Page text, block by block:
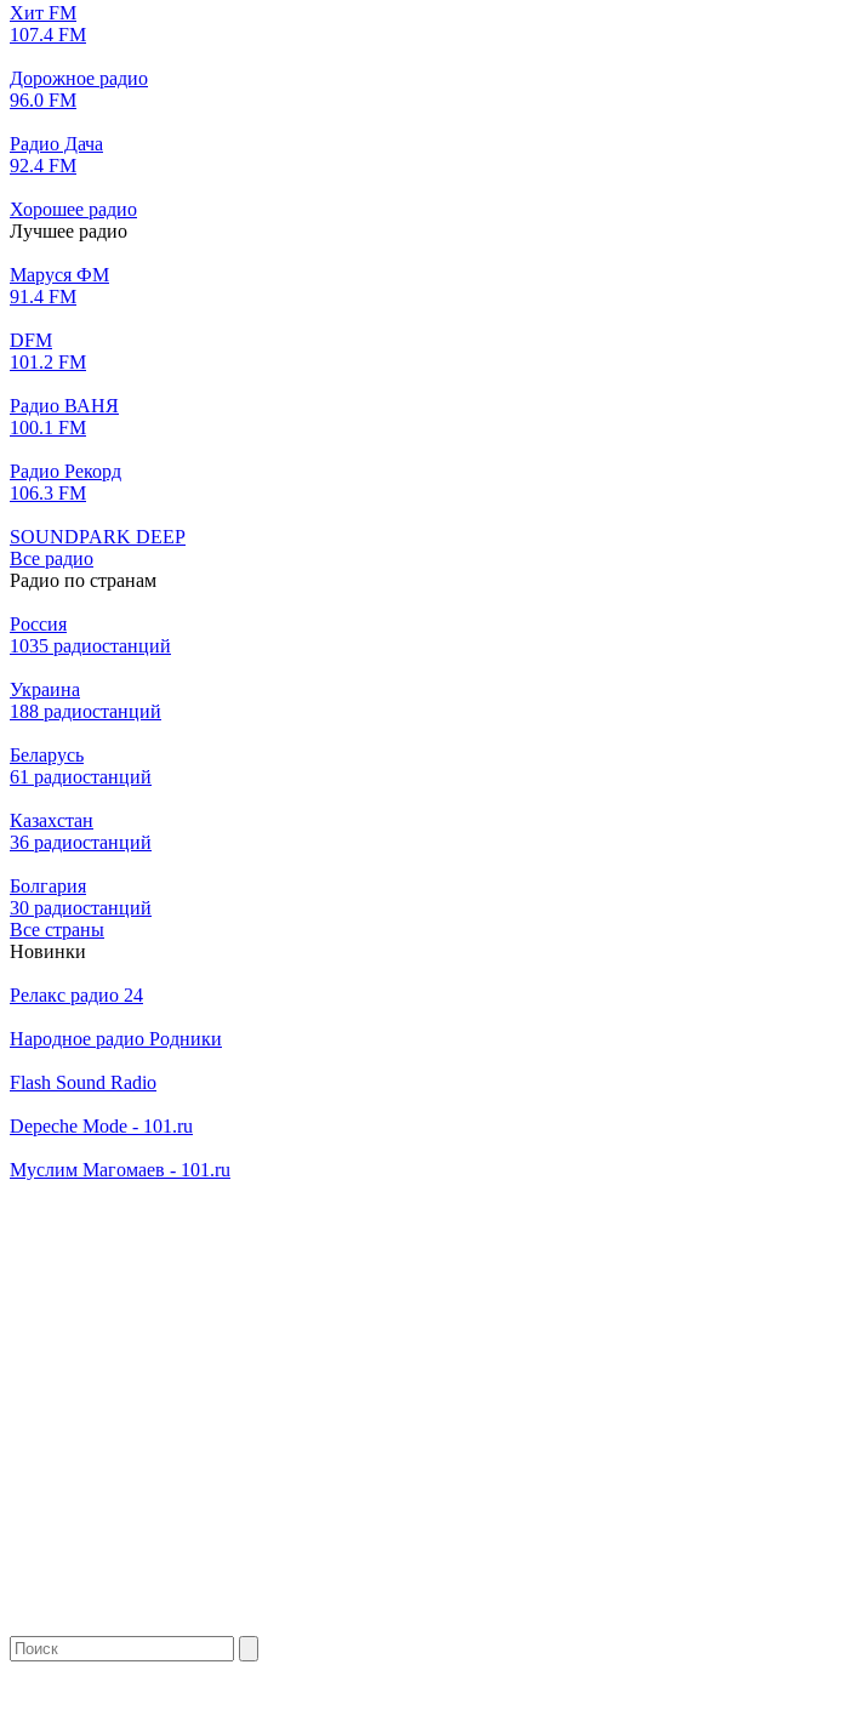
Хит FM
107.4 FM
Дорожное радио
96.0 FM
Радио Дача
92.4 FM
Хорошее радио
Лучшее радио
Маруся ФМ
91.4 FM
DFM
101.2 FM
Радио ВАНЯ
100.1 FM
Радио Рекорд
106.3 FM
SOUNDPARK DEEP
Все радио
Радио по странам
Россия
1035 радиостанций
Украина
188 радиостанций
Беларусь
61 радиостанций
Казахстан
36 радиостанций
Болгария
30 радиостанций
Все страны
Новинки
Релакс радио 24
Народное радио Родники
Flash Sound Radio
Depeche Mode - 101.ru
Муслим Магомаев - 101.ru